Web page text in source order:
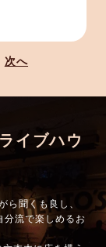
次へ
イブハウ
ら聞くも良し、
分流で楽しめるお